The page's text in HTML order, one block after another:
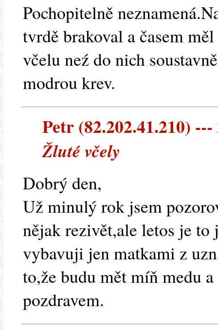
Pochopitelně
tvrdě brakoval a časem
včelu neź do nich
modrou krev.
Petr (82.202.41.210) ---
Žluté včely
Dobrý den,
Už minulý rok jsem
nějak rezivět,ale letos je
vybavuji jen matkami z
to,že budu mět míň medu
pozdravem.